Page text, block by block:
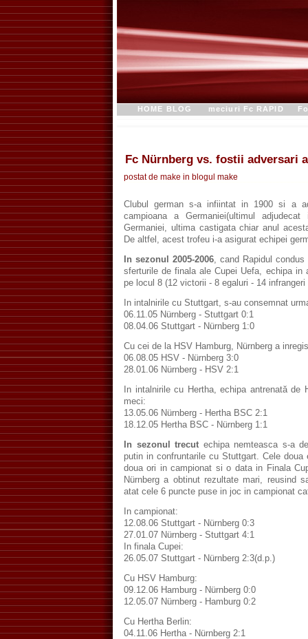
HOME BLOG meciuri Fc RAPID
Fc Nürnberg vs. fostii adversari
postat de make in blogul make
Clubul german s-a infiintat in 1900 si a
campioana a Germaniei(ultimul
Germaniei, ultima castigata chiar anul
De altfel, acest trofeu i-a asigurat echipei
In sezonul 2005-2006, cand Rapidul
sferturile de finala ale Cupei Uefa, echipa in
pe locul 8 (12 victorii - 8 egaluri - 14
In intalnirile cu Stuttgart, s-au consemnat
06.11.05 Nürnberg - Stuttgart 0:1
08.04.06 Stuttgart - Nürnberg 1:0
Cu cei de la HSV Hamburg, Nürnberg a
06.08.05 HSV - Nürnberg 3:0
28.01.06 Nürnberg - HSV 2:1
In intalnirile cu Hertha, echipa antrenată de
meci:
13.05.06 Nürnberg - Hertha BSC 2:1
18.12.05 Hertha BSC - Nürnberg 1:1
In sezonul trecut echipa nemteasca s-a
putin in confruntarile cu Stuttgart. Cele
doua ori in campionat si o data in Finala
Nürnberg a obtinut rezultate mari, reusind
atat cele 6 puncte puse in joc in campionat
In campionat:
12.08.06 Stuttgart - Nürnberg 0:3
27.01.07 Nürnberg - Stuttgart 4:1
In finala Cupei:
26.05.07 Stuttgart - Nürnberg 2:3(d.p.)
Cu HSV Hamburg:
09.12.06 Hamburg - Nürnberg 0:0
12.05.07 Nürnberg - Hamburg 0:2
Cu Hertha Berlin:
04.11.06 Hertha - Nürnberg 2:1